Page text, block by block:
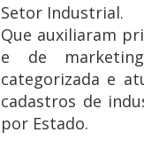
Setor Industrial.
Que auxiliaram
e de
categorizada e
cadastros de
por Estado.